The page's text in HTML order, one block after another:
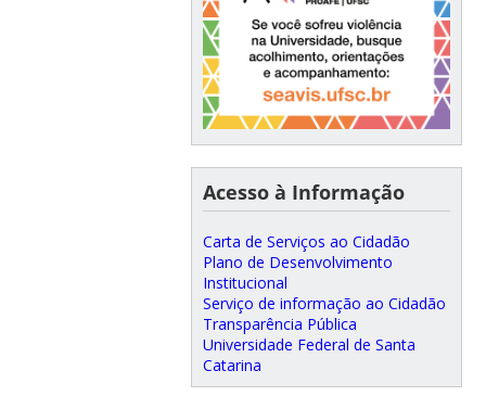
Acesso à Informação
Carta de Serviços ao Cidadão
Plano de Desenvolvimento
Institucional
Serviço de informação ao Cidadão
Transparência Pública
Universidade Federal de Santa
Catarina